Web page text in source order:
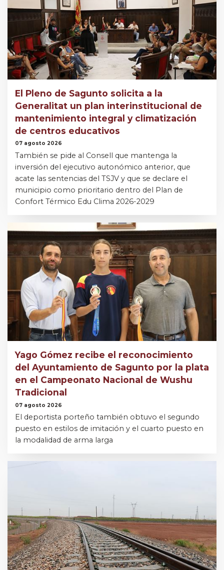
El Pleno de Sagunto solicita a la
Generalitat un plan interinstitucional de
mantenimiento integral y climatización
de centros educativos
07 agosto 2026
También se pide al Consell que mantenga la
inversión del ejecutivo autonómico anterior, que
acate las sentencias del TSJV y que se declare el
municipio como prioritario dentro del Plan de
Confort Térmico Edu Clima 2026-2029
Yago Gómez recibe el reconocimiento
del Ayuntamiento de Sagunto por la plata
en el Campeonato Nacional de Wushu
Tradicional
07 agosto 2026
El deportista porteño también obtuvo el segundo
puesto en estilos de imitación y el cuarto puesto en
la modalidad de arma larga